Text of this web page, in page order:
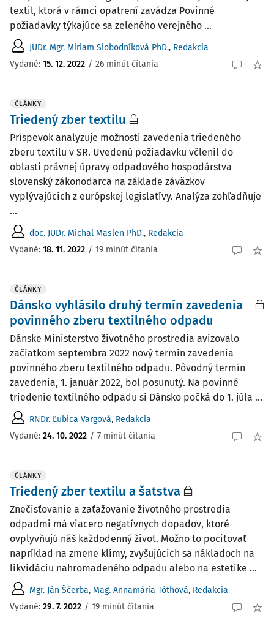
textil, ktorá v rámci opatrení zavádza Povinné
požiadavky týkajúce sa zeleného verejného ...
JUDr. Mgr. Miriam Slobodníková PhD., Redakcia
Vydané: 15. 12. 2022 / 26 minút čítania
ČLÁNKY
Triedený zber textilu
Príspevok analyzuje možnosti zavedenia triedeného
zberu textilu v SR. Uvedenú požiadavku včlenil do
oblasti právnej úpravy odpadového hospodárstva
slovenský zákonodarca na základe záväzkov
vyplývajúcich z európskej legislatívy. Analýza zohľadňuje
...
doc. JUDr. Michal Maslen PhD., Redakcia
Vydané: 18. 11. 2022 / 19 minút čítania
ČLÁNKY
Dánsko vyhlásilo druhý ­termín zavedenia
povinného zberu textilného odpadu
Dánske Ministerstvo životného prostredia avizovalo
začiatkom septembra 2022 nový termín zavedenia
povinného zberu textilného odpadu. Pôvodný termín
zavedenia, 1. január 2022, bol posunutý. Na povinné
triedenie textilného odpadu si Dánsko počká do 1. júla ...
RNDr. Ľubica Vargová, Redakcia
Vydané: 24. 10. 2022 / 7 minút čítania
ČLÁNKY
Triedený zber textilu a šatstva
Znečisťovanie a zaťažovanie životného prostredia
odpadmi má viacero negatívnych dopadov, ktoré
ovplyvňujú náš každodenný život. Možno to pociťovať
napríklad na zmene klímy, zvyšujúcich sa nákladoch na
likvidáciu nahromadeného odpadu alebo na estetike ...
Mgr. Ján Ščerba, Mag. Annamária Tóthová, Redakcia
Vydané: 29. 7. 2022 / 19 minút čítania